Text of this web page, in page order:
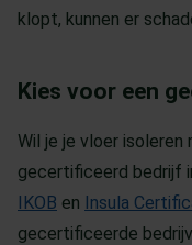
klopt, kunnen er
Kies voor een
Wil je je vloer isoleren
gecertificeerd bedrijf
IKOB en Insula
gecertificeerde